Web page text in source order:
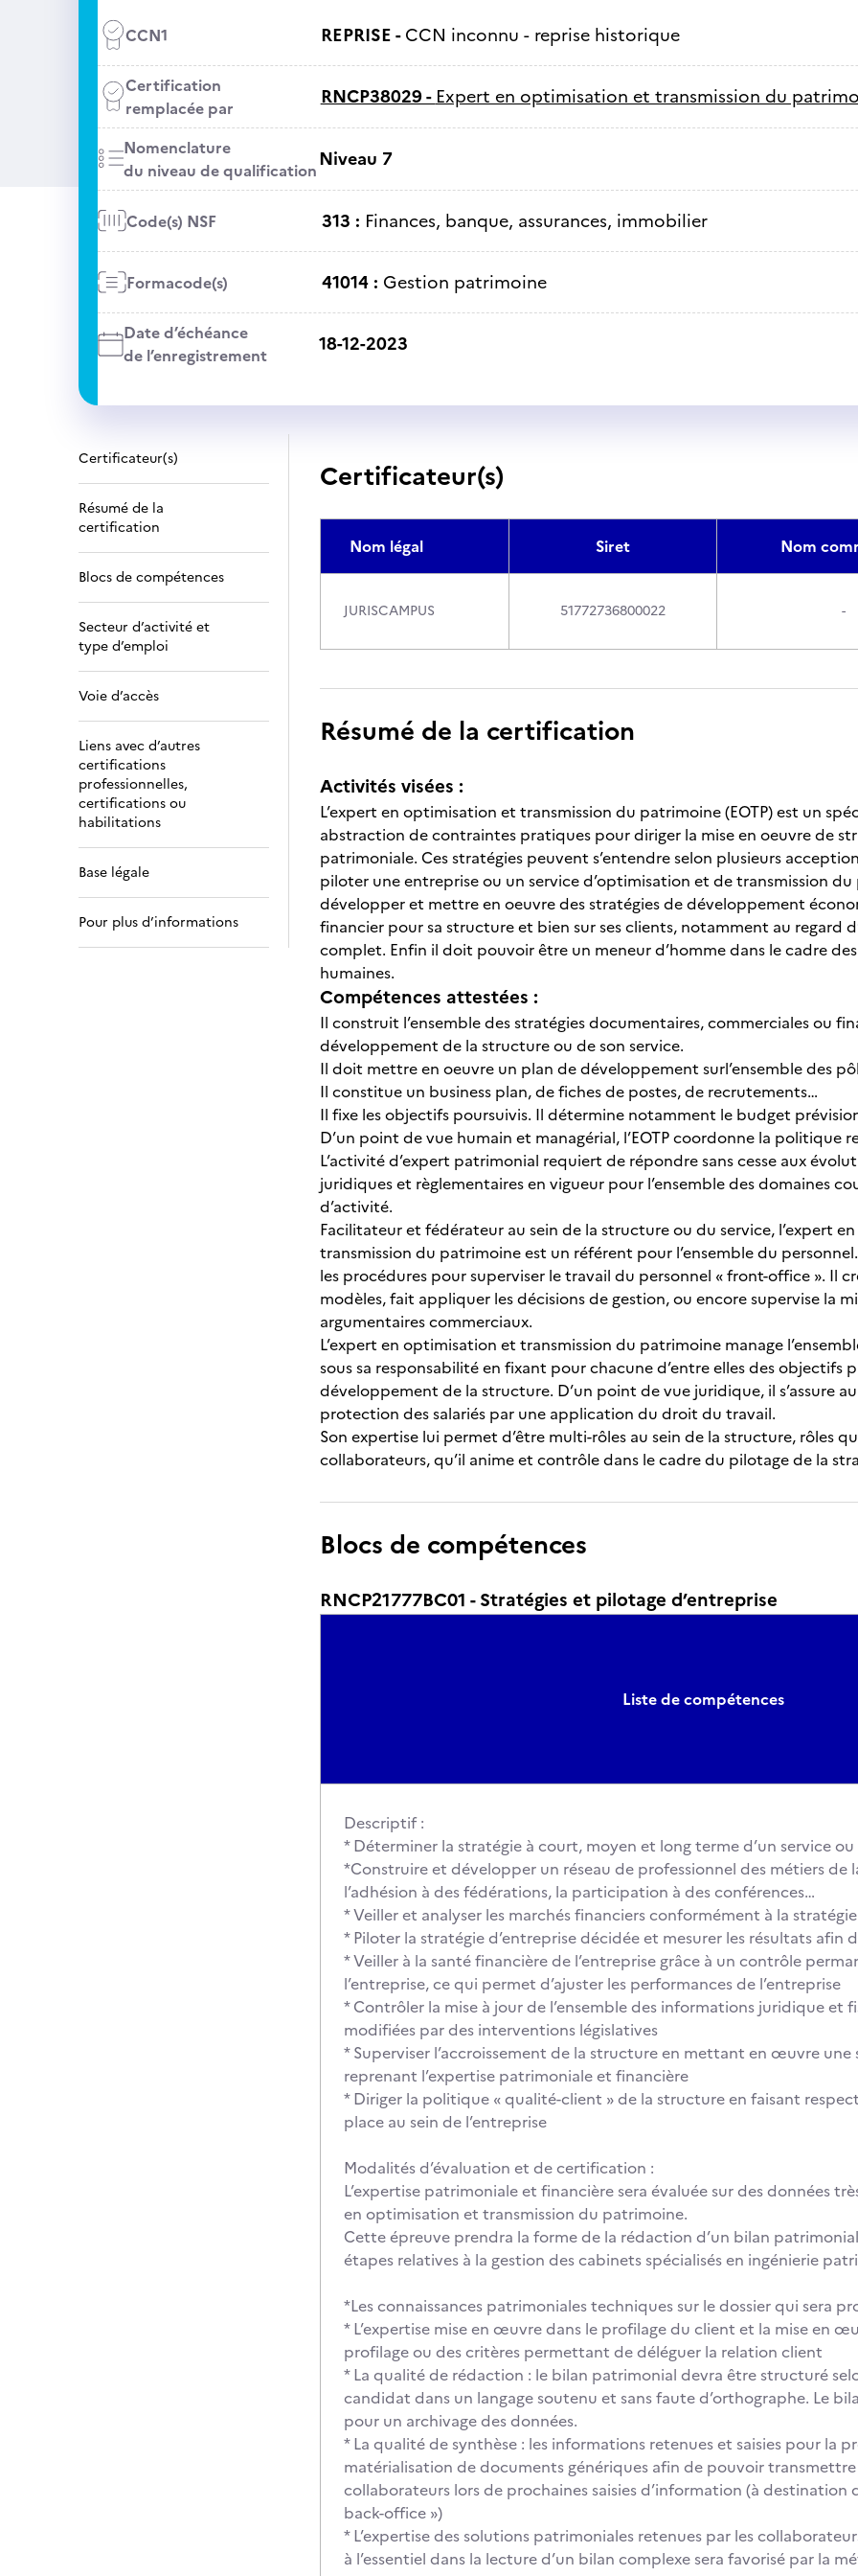
CCN1 REPRISE -CCN inconnu - reprise historique
Certification
remplacée par
RNCP38029 - Expert en optimisation et transmission du
Nomenclature
du niveau de qualificationNiveau 7
Code(s) NSF 313 : Finances, banque, assurances, immobilier
Formacode(s) 41014 : Gestion patrimoine
Date d’échéance
de l’enregistrement
18-12-2023
Certificateur(s)
Résumé de la
certification
Blocs de compétences
Secteur d’activité et
type d’emploi
Voie d’accès
Liens avec d’autres
certifications
professionnelles,
certifications ou
habilitations
Base légale
Pour plus d’informations
Certificateur(s)
Nom légal Siret Nom
JURISCAMPUS 51772736800022 -
Résumé de la certification
Activités visées :
L’expert en optimisation et transmission du patrimoine (EOTP) est un
abstraction de contraintes pratiques pour diriger la mise en oeuvre de
patrimoniale. Ces stratégies peuvent s’entendre selon plusieurs
piloter une entreprise ou un service d’optimisation et de transmission
développer et mettre en oeuvre des stratégies de développement
financier pour sa structure et bien sur ses clients, notamment au regard
complet. Enfin il doit pouvoir être un meneur d’homme dans le cadre
humaines.
Compétences attestées :
Il construit l’ensemble des stratégies documentaires, commerciales ou
développement de la structure ou de son service.
Il doit mettre en oeuvre un plan de développement surl’ensemble des
Il constitue un business plan, de fiches de postes, de recrutements…
Il fixe les objectifs poursuivis. Il détermine notamment le budget
D’un point de vue humain et managérial, l’EOTP coordonne la politique
L’activité d’expert patrimonial requiert de répondre sans cesse aux
juridiques et règlementaires en vigueur pour l’ensemble des domaines
d’activité.
Facilitateur et fédérateur au sein de la structure ou du service, l’expert
transmission du patrimoine est un référent pour l’ensemble du
les procédures pour superviser le travail du personnel « front-office ». Il
modèles, fait appliquer les décisions de gestion, ou encore supervise la
argumentaires commerciaux.
L’expert en optimisation et transmission du patrimoine manage
sous sa responsabilité en fixant pour chacune d’entre elles des objectifs
développement de la structure. D’un point de vue juridique, il s’assure
protection des salariés par une application du droit du travail.
Son expertise lui permet d’être multi-rôles au sein de la structure, rôles
collaborateurs, qu’il anime et contrôle dans le cadre du pilotage de la
Blocs de compétences
RNCP21777BC01 - Stratégies et pilotage d’entreprise
Liste de compétences
Descriptif :
* Déterminer la stratégie à court, moyen et long terme d’un service
*Construire et développer un réseau de professionnel des métiers
l’adhésion à des fédérations, la participation à des conférences…
* Veiller et analyser les marchés financiers conformément à la
* Piloter la stratégie d’entreprise décidée et mesurer les résultats afin
* Veiller à la santé financière de l’entreprise grâce à un contrôle
l’entreprise, ce qui permet d’ajuster les performances de l’entreprise
* Contrôler la mise à jour de l’ensemble des informations juridique et
modifiées par des interventions législatives
* Superviser l’accroissement de la structure en mettant en œuvre une
reprenant l’expertise patrimoniale et financière
* Diriger la politique « qualité-client » de la structure en faisant
place au sein de l’entreprise
Modalités d’évaluation et de certification :
L’expertise patrimoniale et financière sera évaluée sur des données
en optimisation et transmission du patrimoine.
Cette épreuve prendra la forme de la rédaction d’un bilan
étapes relatives à la gestion des cabinets spécialisés en ingénierie
*Les connaissances patrimoniales techniques sur le dossier qui sera
* L’expertise mise en œuvre dans le profilage du client et la mise en
profilage ou des critères permettant de déléguer la relation client
* La qualité de rédaction : le bilan patrimonial devra être structuré
candidat dans un langage soutenu et sans faute d’orthographe. Le
pour un archivage des données.
* La qualité de synthèse : les informations retenues et saisies pour la
matérialisation de documents génériques afin de pouvoir
collaborateurs lors de prochaines saisies d’information (à destination
back-office »)
* L’expertise des solutions patrimoniales retenues par les
à l’essentiel dans la lecture d’un bilan complexe sera favorisé par la